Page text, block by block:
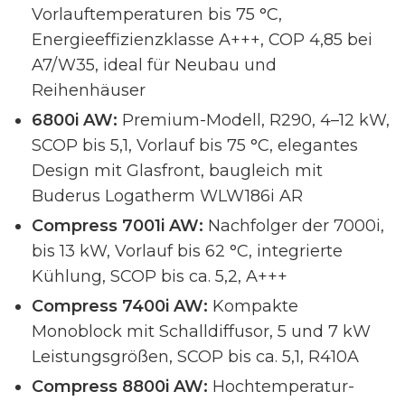
Vorlauftemperaturen bis 75 °C,
Energieeffizienzklasse A+++, COP 4,85 bei
A7/W35, ideal für Neubau und
Reihenhäuser
6800i AW: Premium-Modell, R290, 4–12 kW,
SCOP bis 5,1, Vorlauf bis 75 °C, elegantes
Design mit Glasfront, baugleich mit
Buderus Logatherm WLW186i AR
Compress 7001i AW: Nachfolger der 7000i,
bis 13 kW, Vorlauf bis 62 °C, integrierte
Kühlung, SCOP bis ca. 5,2, A+++
Compress 7400i AW: Kompakte
Monoblock mit Schalldiffusor, 5 und 7 kW
Leistungsgrößen, SCOP bis ca. 5,1, R410A
Compress 8800i AW: Hochtemperatur-